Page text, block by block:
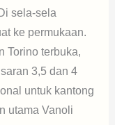
sela-sela
ke permukaan.
Torino terbuka,
3,5 dan 4
untuk kantong
utama Vanoli